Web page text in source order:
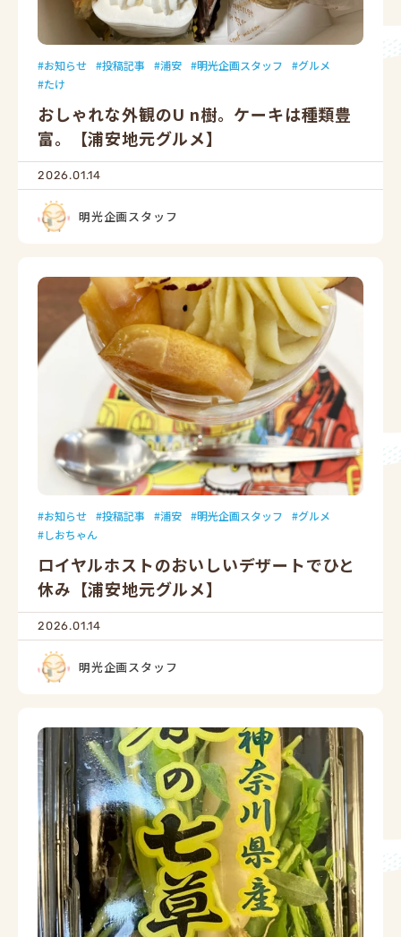
お知らせ 投稿記事 浦安 明光企画スタッフ
グルメ
たけ
おしゃれな外観のU n樹。ケーキは種類豊
富。【浦安地元グルメ】
2026.01.14
明光企画スタッフ
お知らせ 投稿記事 浦安 明光企画スタッフ
グルメ
しおちゃん
ロイヤルホストのおいしいデザートでひと
休み【浦安地元グルメ】
2026.01.14
明光企画スタッフ